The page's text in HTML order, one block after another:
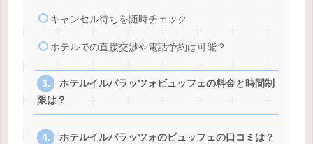
キャンセル待ちを随時チェック
ホテルでの直接交渉や電話予約は可能？
ホテルイルパラッツォビュッフェの料金と時間制
限は？
ホテルイルパラッツォのビュッフェの口コミは？